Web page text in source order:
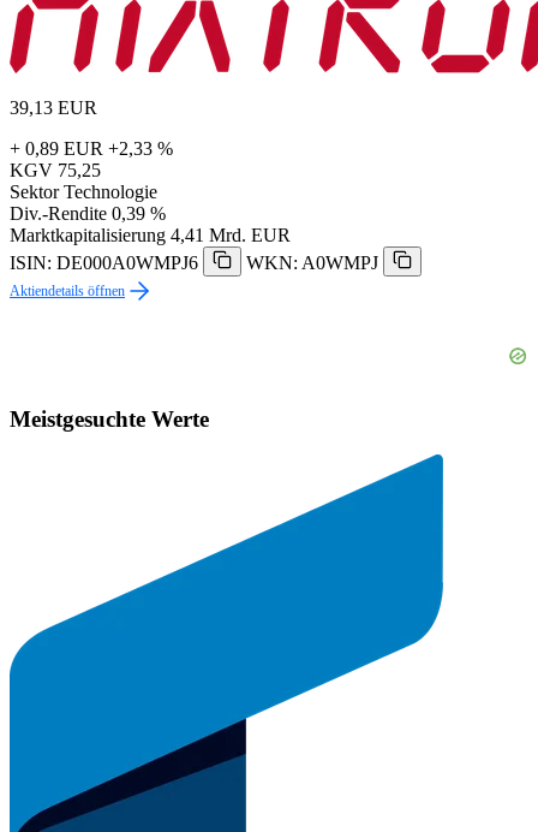
39,13 EUR
+ 0,89 EUR +2,33 %
KGV 75,25
Sektor Technologie
Div.-Rendite 0,39 %
Marktkapitalisierung 4,41 Mrd. EUR
ISIN: DE000A0WMPJ6
WKN: A0WMPJ
Aktiendetails öffnen
Meistgesuchte Werte